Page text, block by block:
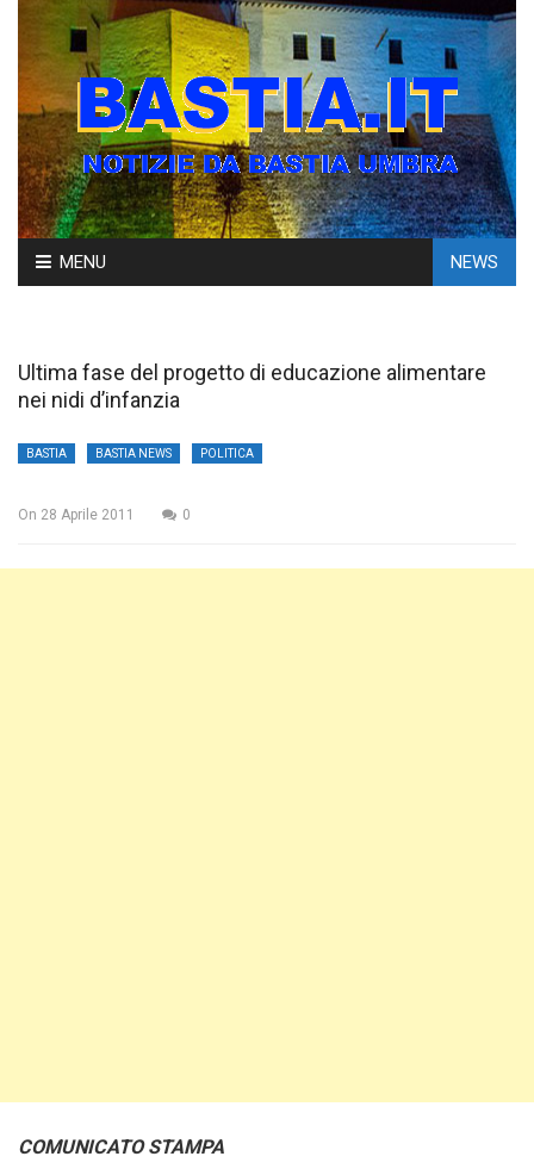
Skip
to
MENU NEWS
Ultima fase del progetto di educazione alimentare
nei nidi d’infanzia
BASTIA BASTIA NEWS POLITICA
On 28 Aprile 2011 0
COMUNICATO STAMPA